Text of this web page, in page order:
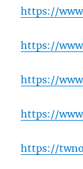
https://
https://
https://
https://
https://